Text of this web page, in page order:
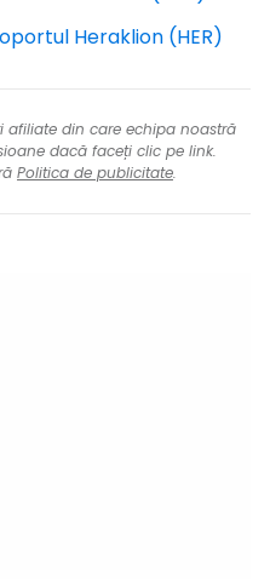
Heraklion (HER)
afiliate din care echipa noastră
dacă faceți clic pe link.
Politica de publicitate.